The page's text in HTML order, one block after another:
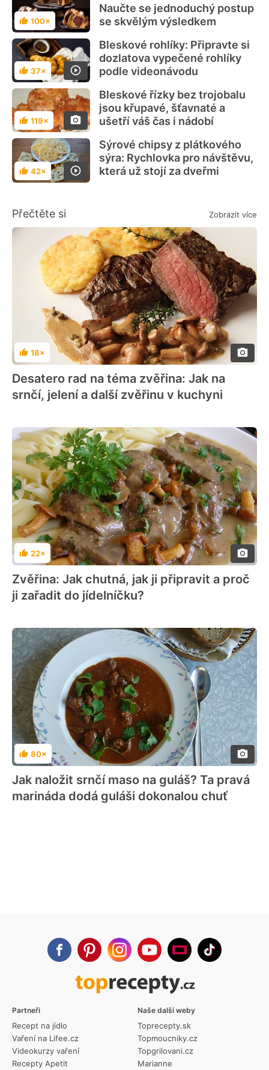
Hodnocení
100×
Naučte se jednoduchý postup
se skvělým výsledkem
Hodnocení
37×
Bleskové rohlíky: Připravte si
dozlatova vypečené rohlíky
podle videonávodu
Hodnocení
119×
Bleskové řízky bez trojobalu
jsou křupavé, šťavnaté a
ušetří váš čas i nádobí
Hodnocení
42×
Sýrové chipsy z plátkového
sýra: Rychlovka pro návštěvu,
která už stojí za dveřmi
Přečtěte si Zobrazit více
Hodnocení
18×
Desatero rad na téma zvěřina: Jak na
srnčí, jelení a další zvěřinu v kuchyni
Hodnocení
22×
Zvěřina: Jak chutná, jak ji připravit a proč
ji zařadit do jídelníčku?
Hodnocení
80×
Jak naložit srnčí maso na guláš? Ta pravá
marináda dodá guláši dokonalou chuť
Partneři
Recept na jídlo
Vaření na Lifee.cz
Videokurzy vaření
Recepty Apetit
Naše další weby
Toprecepty.sk
Topmoucniky.cz
Topgrilovani.cz
Marianne